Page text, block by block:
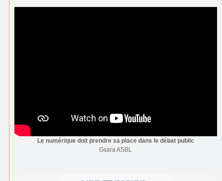
Le numérique doit prendre sa place dans le débat public
Gsara ASBL